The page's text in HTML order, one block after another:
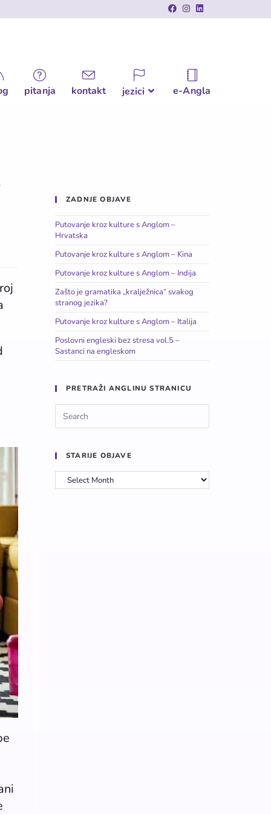
pitanja kontakt jezici e-Angla
ZADNJE OBJAVE
Putovanje kroz kulture s Anglom –
Hrvatska
Putovanje kroz kulture s Anglom – Kina
Putovanje kroz kulture s Anglom – Indija
Zašto je gramatika „kralježnica“ svakog
stranog jezika?
Putovanje kroz kulture s Anglom – Italija
Poslovni engleski bez stresa vol.5 –
Sastanci na engleskom
PRETRAŽI ANGLINU STRANICU
STARIJE OBJAVE